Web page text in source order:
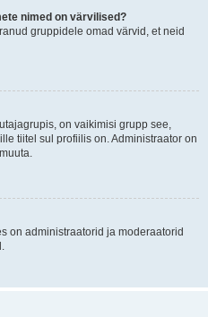
nimed on värvilised?
gruppidele omad värvid, et neid
on vaikimisi grupp see,
tiitel sul profiilis on. Administraator on
on administraatorid ja moderaatorid